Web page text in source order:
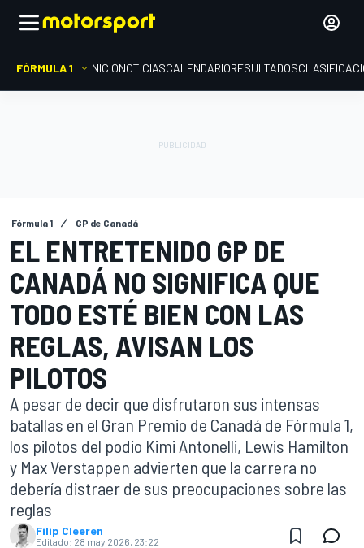
FÓRMULA 1 INICIONOTICIASCALENDARIORESULTADOS
Fórmula 1 GP de Canadá
EL ENTRETENIDO GP DE
CANADÁ NO SIGNIFICA QUE
TODO ESTÉ BIEN CON LAS
REGLAS, AVISAN LOS
PILOTOS
A pesar de decir que disfrutaron sus intensas
batallas en el Gran Premio de Canadá de Fórmula 1,
los pilotos del podio Kimi Antonelli, Lewis Hamilton
y Max Verstappen advierten que la carrera no
debería distraer de sus preocupaciones sobre las
reglas
Filip Cleeren
Editado: 28 may 2026, 23:22